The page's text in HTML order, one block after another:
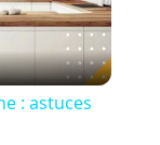
: astuces